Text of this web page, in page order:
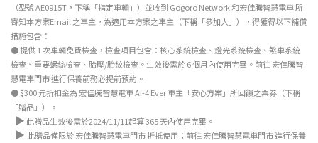
（型號 AE0915T，下稱「指定車輛」）並收到 Gogoro Network 和宏佳騰智慧電車 所
寄知本方案Email 之車主，為適用本方案之車主（下稱「參加人」），得獲得以下補償
措施包含：
●提供 1 次車輛免費檢查，檢查項目包含：核心系統檢查、燈光系統檢查、煞車系統
檢查、重要螺絲檢查、胎壓/胎紋檢查。生效後需於 6 個月內使用完畢。前往 宏佳騰智
慧電車門市 進行保養前務必提前預約。
●$300 元折扣金為 宏佳騰智慧電車 Ai-4 Ever 車主「安心方案」所回饋之票券（下稱
「贈品」）。
▶ 此贈品生效後需於2024/11/11起算 365 天內使用完畢。
▶ 此贈品僅限於 宏佳騰智慧電車門市 折抵使用；前往 宏佳騰智慧電車門市 進行保養